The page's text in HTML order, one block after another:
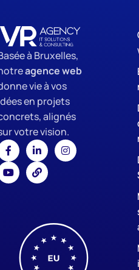
à Bruxelles,
agence web
vie à vos
en projets
alignés
votre vision.